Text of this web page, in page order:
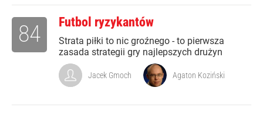
Futbol ryzykantów
Strata piłki to nic groźnego - to pierwsza
zasada strategii gry najlepszych drużyn
84
Jacek Gmoch Agaton Koziński